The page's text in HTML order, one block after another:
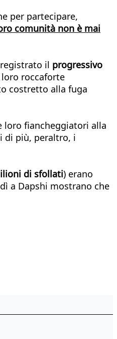
per partecipare,
comunità non è mai
il progressivo
roccaforte
costretto alla fuga
loro fiancheggiatori alla
di più, peraltro, i
di sfollati) erano
a Dapshi mostrano che